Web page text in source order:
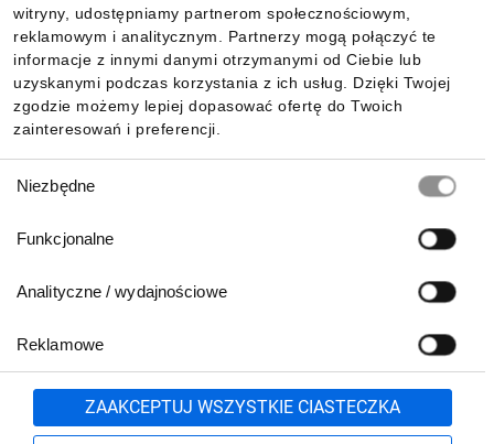
witryny, udostępniamy partnerom społecznościowym,
reklamowym i analitycznym. Partnerzy mogą połączyć te
informacje z innymi danymi otrzymanymi od Ciebie lub
uzyskanymi podczas korzystania z ich usług. Dzięki Twojej
zgodzie możemy lepiej dopasować ofertę do Twoich
zainteresowań i preferencji.
zgody
Niezbędne
Funkcjonalne
Analityczne / wydajnościowe
Reklamowe
ZAAKCEPTUJ WSZYSTKIE CIASTECZKA
Pobierz naszą aplikację mobilną:
801 500 700 lub
71 37 61 600